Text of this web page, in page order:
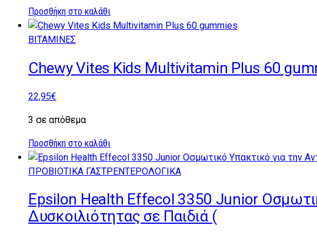
Προσθήκη στο καλάθι
ΒΙΤΑΜΙΝΕΣ
Chewy Vites Kids Multivitamin Plus 60
22,95€
3 σε απόθεμα
Προσθήκη στο καλάθι
ΠΡΟΒΙΟΤΙΚΑ ΓΑΣΤΡΕΝΤΕΡΟΛΟΓΙΚΑ
Epsilon Health Effecol 3350 Junior
Δυσκοιλιότητας σε Παιδιά (